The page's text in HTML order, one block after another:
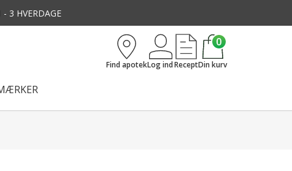
3 HVERDAGE
Find apotekLog indRecept
0
Din kurv